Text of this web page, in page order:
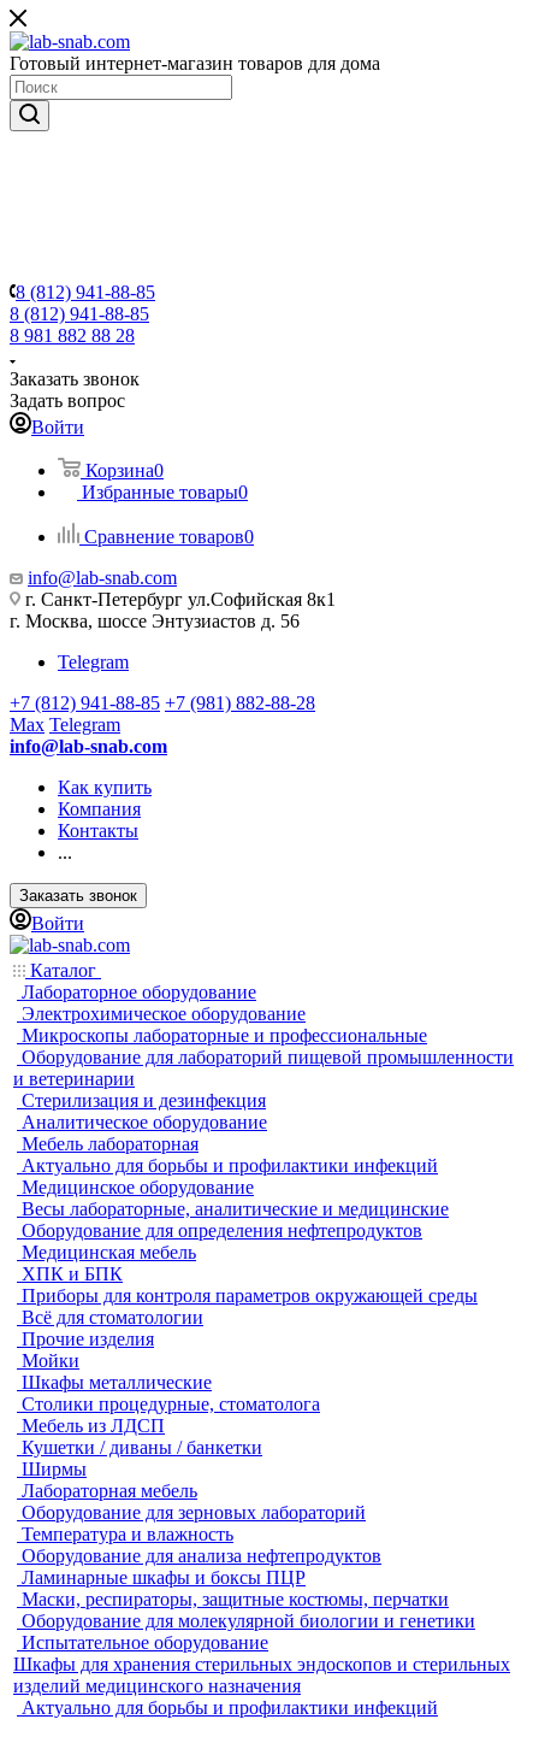
Готовый интернет-магазин товаров для дома
8 (812) 941-88-85
8 (812) 941-88-85
8 981 882 88 28
Заказать звонок
Задать вопрос
Войти
Корзина0
Избранные товары0
Сравнение товаров0
info@lab-snab.com
г. Санкт-Петербург ул.Софийская 8к1
г. Москва, шоссе Энтузиастов д. 56
Telegram
+7 (812) 941-88-85 +7 (981) 882-88-28
Max Telegram
info@lab-snab.com
Как купить
Компания
Контакты
...
Заказать звонок
Войти
Каталог
Лабораторное оборудование
Электрохимическое оборудование
Микроскопы лабораторные и профессиональные
Оборудование для лабораторий пищевой промышленности
и ветеринарии
Стерилизация и дезинфекция
Аналитическое оборудование
Мебель лабораторная
Актуально для борьбы и профилактики инфекций
Медицинское оборудование
Весы лабораторные, аналитические и медицинские
Оборудование для определения нефтепродуктов
Медицинская мебель
ХПК и БПК
Приборы для контроля параметров окружающей среды
Всё для стоматологии
Прочие изделия
Мойки
Шкафы металлические
Столики процедурные, стоматолога
Мебель из ЛДСП
Кушетки / диваны / банкетки
Ширмы
Лабораторная мебель
Оборудование для зерновых лабораторий
Температура и влажность
Оборудование для анализа нефтепродуктов
Ламинарные шкафы и боксы ПЦР
Маски, респираторы, защитные костюмы, перчатки
Оборудование для молекулярной биологии и генетики
Испытательное оборудование
Шкафы для хранения стерильных эндоскопов и стерильных
изделий медицинского назначения
Актуально для борьбы и профилактики инфекций